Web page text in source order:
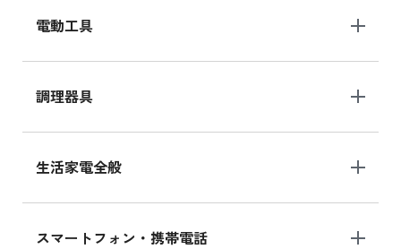
電動工具
調理器具
生活家電全般
スマートフォン・携帯電話